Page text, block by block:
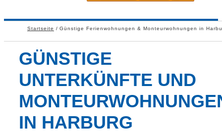
Startseite Günstige Ferienwohnungen & Monteurwohnungen in
GÜNSTIGE
UNTERKÜNFTE UND
IN HARBURG